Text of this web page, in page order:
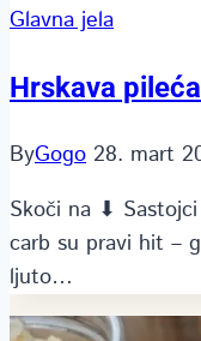
Glavna jela
Hrskava
ByGogo 28. mart
Skoči na ⬇
carb su pravi hit –
ljuto…